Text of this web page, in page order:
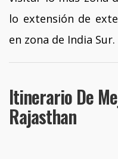
lo extensión de
en zona de India Sur.
Itinerario De
Rajasthan